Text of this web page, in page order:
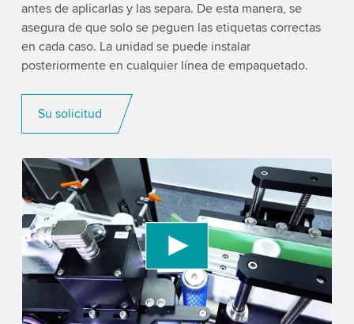
antes de aplicarlas y las separa. De esta manera, se
asegura de que solo se peguen las etiquetas correctas
en cada caso. La unidad se puede instalar
posteriormente en cualquier línea de empaquetado.
Su solicitud
We need your consent to load the YouTube
Video service!
We use a third party service to embed video
content that may collect data about your activity.
Please review the details and accept the service
to watch this video.